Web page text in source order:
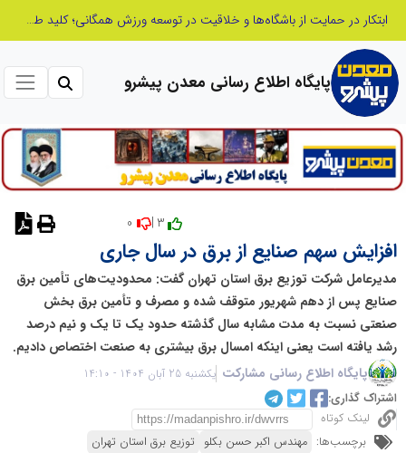
الگوپذیری خلاق، بهره‌گیری از هوش مصنوعی و کشف استعدادها، سه ضلع موفقیت جوانان کارآفرین
پایگاه اطلاع رسانی معدن پیشرو
3 |
افزایش سهم صنایع از برق در سال جاری
مدیرعامل شرکت توزیع برق استان تهران گفت: محدودیت‌های تأمین برق
صنایع پس از دهم شهریور متوقف شده و مصرف و تأمین برق بخش
صنعتی نسبت به مدت مشابه سال گذشته حدود یک تا یک و نیم درصد
رشد یافته است یعنی اینکه امسال برق بیشتری به صنعت اختصاص دادیم.
پایگاه اطلاع رسانی مشارکت یکشنبه 25 آبان 1404 - 14:10
اشتراک گذاری:
لینک کوتاه
برچسب‌ها: مهندس اکبر حسن بکلو توزیع برق استان تهران